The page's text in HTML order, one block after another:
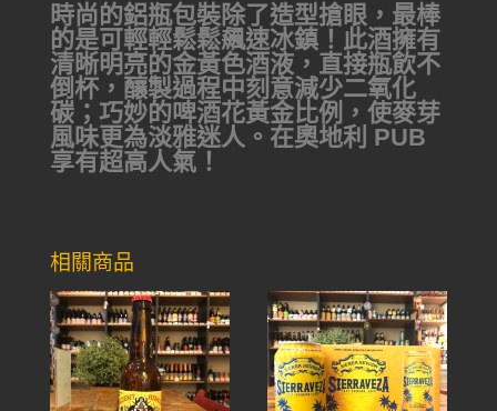
時尚的鋁瓶包裝除了造型搶眼，最棒
的是可輕輕鬆鬆飆速冰鎮！此酒擁有
清晰明亮的金黃色酒液，直接瓶飲不
倒杯，釀製過程中刻意減少二氧化
碳；巧妙的啤酒花黃金比例，使麥芽
風味更為淡雅迷人。在奧地利 PUB
享有超高人氣！
相關商品